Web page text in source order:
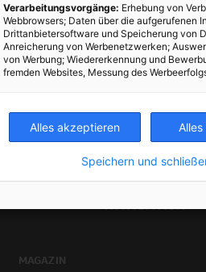
MAGAZIN
Verarbeitungsvorgänge: Erhebung von
Webbrowsers; Daten über die aufgerufenen
Drittanbietersoftware und Speicherung von
Anreicherung von Werbenetzwerken;
von Werbung; Wiedererkennung und
fremden Websites, Messung des
Alles akzeptieren
Speichern und